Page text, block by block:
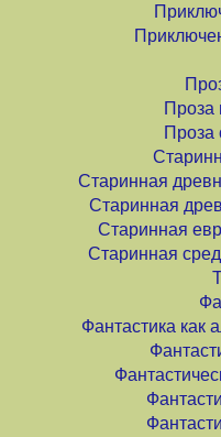
Проза
Проза
Старинная
Старинная
Старинная
Старинная
Фантастика как